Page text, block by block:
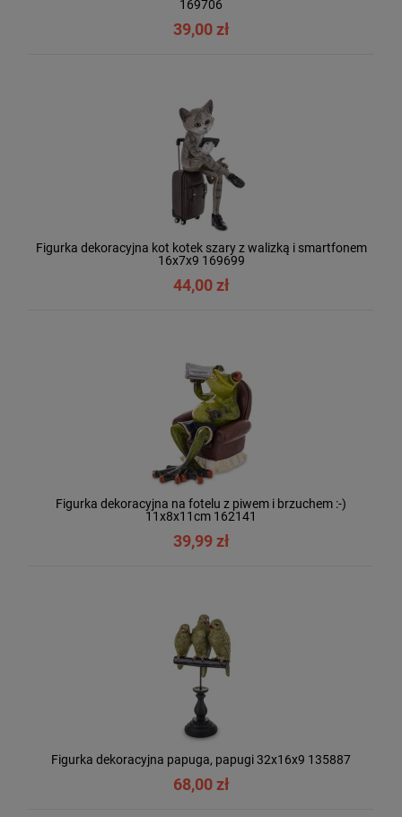
169706
39,00 zł
Figurka dekoracyjna kot kotek szary z walizką i smartfonem
16x7x9 169699
44,00 zł
Figurka dekoracyjna na fotelu z piwem i brzuchem :-)
11x8x11cm 162141
39,99 zł
Figurka dekoracyjna papuga, papugi 32x16x9 135887
68,00 zł